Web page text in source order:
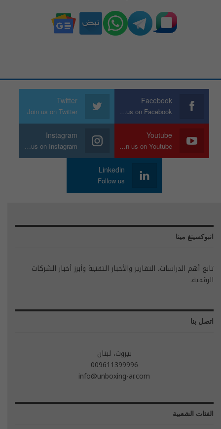
Facebook
Join us on Facebook
Twitter
Join us on Twitter
Youtube
Join us on Youtube
Instagram
Join us on Instagram
Linkedin
Follow us
انبوكسينغ مينا
تابع أهم الدراسات، التقارير والأخبار التقنية وأبرز أخبار الشركات
الرقمية.
اتصل بنا
بيروت، لبنان
009611399996
info@unboxing-ar.com
الفئات الشعبية